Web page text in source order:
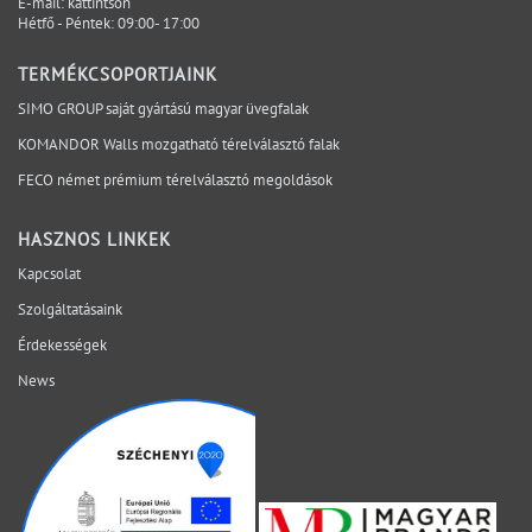
kritikus kérdések időben láthatóvá válnak, a
felelősségi pontok egyértelműek, és a döntések a
megfelelő projektfázisban születnek meg. A SIMO a
rendszerben vizsgálja, hogy a bizonytalanság ne a
helyszínen váljon láthatóvá. Mely kérdéseket érdemes
lezárni még az ajánlatkérés előtt? Egyeztessen műszaki
Hétfő - Péntek: 09:00- 17:00
TERMÉKCSOPORTJAINK
SIMO GROUP saját gyártású magyar üvegfalak
KOMANDOR Walls mozgatható térelválasztó falak
FECO német prémium térelválasztó megoldások
HASZNOS LINKEK
Kapcsolat
Szolgáltatásaink
Érdekességek
News